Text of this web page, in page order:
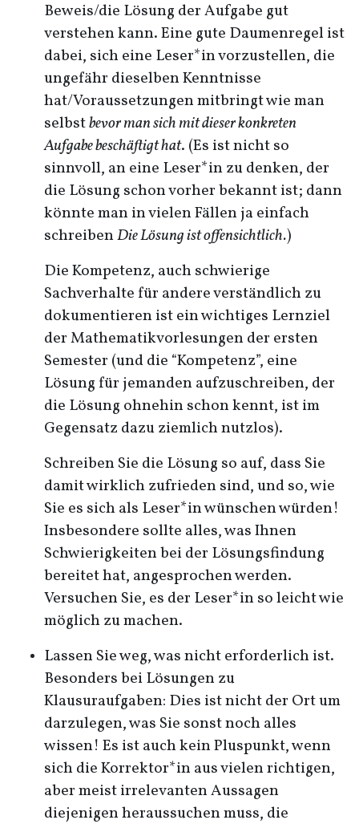
Beweis/die Lösung der Aufgabe gut
verstehen kann. Eine gute Daumenregel ist
dabei, sich eine Leser*in vorzustellen, die
ungefähr dieselben Kenntnisse
hat/Voraussetzungen mitbringt wie man
selbstbevor man sich mit dieser konkreten
Aufgabe beschäftigt hat. (Es ist nicht so
sinnvoll, an eine Leser*in zu denken, der
die Lösung schon vorher bekannt ist; dann
könnte man in vielen Fällen ja einfach
schreibenDie Lösung ist offensichtlich.)
Die Kompetenz, auch schwierige
Sachverhalte für andere verständlich zu
dokumentieren ist ein wichtiges Lernziel
der Mathematikvorlesungen der ersten
Semester (und die “Kompetenz”, eine
Lösung für jemanden aufzuschreiben, der
die Lösung ohnehin schon kennt, ist im
Gegensatz dazu ziemlich nutzlos).
Schreiben Sie die Lösung so auf, dass Sie
damit wirklich zufrieden sind, und so, wie
Sie es sich als Leser*in wünschen würden!
Insbesondere sollte alles, was Ihnen
Schwierigkeiten bei der Lösungsfindung
bereitet hat, angesprochen werden.
Versuchen Sie, es der Leser*in so leicht wie
möglich zu machen.
Lassen Sie weg, was nicht erforderlich ist.
Besonders bei Lösungen zu
Klausuraufgaben: Dies ist nicht der Ort um
darzulegen, was Sie sonst noch alles
wissen! Es ist auch kein Pluspunkt, wenn
sich die Korrektor*in aus vielen richtigen,
aber meist irrelevanten Aussagen
diejenigen heraussuchen muss, die